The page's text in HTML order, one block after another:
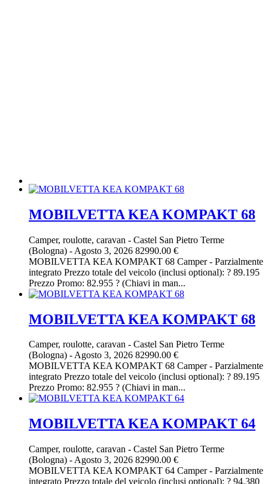
MOBILVETTA KEA KOMPAKT 68
Camper, roulotte, caravan - Castel San Pietro Terme
(Bologna) - Agosto 3, 2026 82990.00 €
MOBILVETTA KEA KOMPAKT 68 Camper - Parzialmente
integrato Prezzo totale del veicolo (inclusi optional): ? 89.195
Prezzo Promo: 82.955 ? (Chiavi in man...
MOBILVETTA KEA KOMPAKT 68
Camper, roulotte, caravan - Castel San Pietro Terme
(Bologna) -Agosto 3, 2026 82990.00 €
MOBILVETTA KEA KOMPAKT 68 Camper - Parzialmente
integrato Prezzo totale del veicolo (inclusi optional): ? 89.195
Prezzo Promo: 82.955 ? (Chiavi in man...
MOBILVETTA KEA KOMPAKT 64
Camper, roulotte, caravan - Castel San Pietro Terme
(Bologna) - Agosto 3, 2026 82990.00 €
MOBILVETTA KEA KOMPAKT 64 Camper - Parzialmente
integrato Prezzo totale del veicolo (inclusi optional): ? 94.380